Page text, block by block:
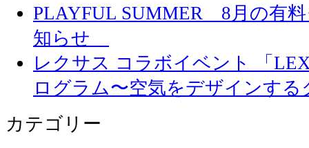
PLAYFUL SUMMER 8月の有
知らせ
レクサス コラボイベント 「
ログラム〜空気をデザインす
カテゴリー